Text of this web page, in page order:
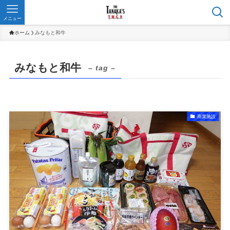
メニュー
ホーム みなもと和牛
みなもと和牛 – tag –
商業施設